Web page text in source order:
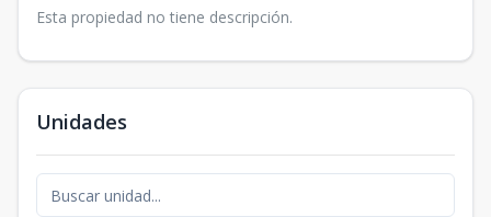
Esta propiedad no tiene descripción.
Unidades